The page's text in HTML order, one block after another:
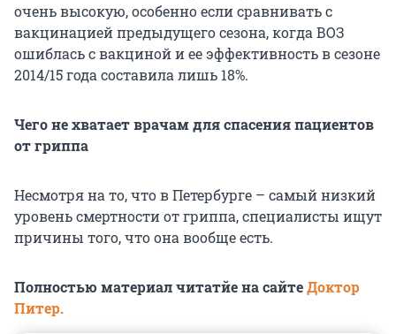
очень высокую, особенно если сравнивать с
вакцинацией предыдущего сезона, когда ВОЗ
ошиблась с вакциной и ее эффективность в сезоне
2014/15 года составила лишь 18%.
Чего не хватает врачам для спасения пациентов
от гриппа
Несмотря на то, что в Петербурге – самый низкий
уровень смертности от гриппа, специалисты ищут
причины того, что она вообще есть.
Полностью материал читатйе на сайтеДоктор
Питер.